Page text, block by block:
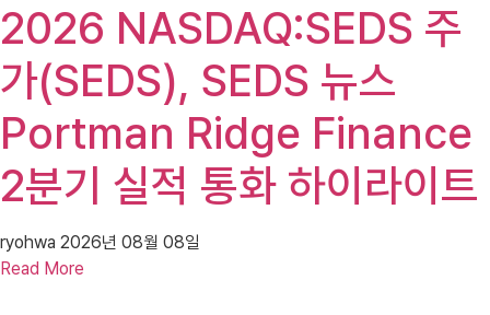
2026 NASDAQ:SEDS 주
가(SEDS), SEDS 뉴스
Portman Ridge Finance
2분기 실적 통화 하이라이트
ryohwa 2026년 08월 08일
Read More